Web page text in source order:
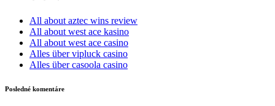
All about aztec wins review
All about west ace kasino
All about west ace casino
Alles über vipluck casino
Alles über casoola casino
Posledné komentáre